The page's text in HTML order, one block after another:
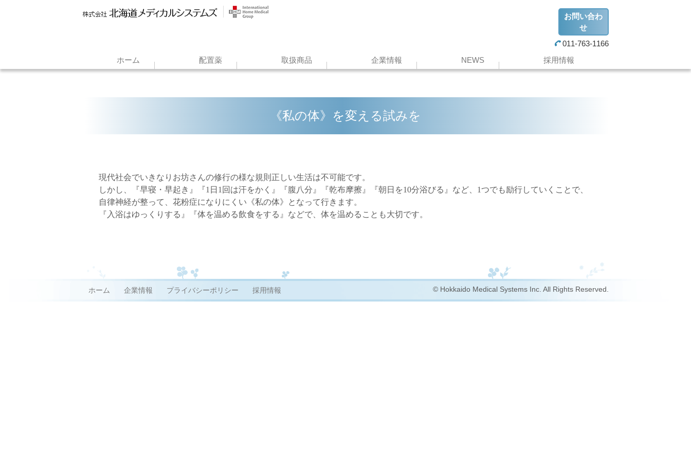
お問い合わ
せ
011-763-1166
ホーム
配置薬 取扱商品 企業情報 NEWS 採用情報
《私の体》を変える試みを
現代社会でいきなりお坊さんの修行の様な規則正しい生活は不可能です。
しかし、『早寝・早起き』『1日1回は汗をかく』『腹八分』『乾布摩擦』『朝日を10分浴びる』など、1つでも励行していくことで、
自律神経が整って、花粉症になりにくい《私の体》となって行きます。
『入浴はゆっくりする』『体を温める飲食をする』などで、体を温めることも大切です。
ホーム 企業情報 プライバシーポリシー 採用情報 © Hokkaido Medical Systems Inc. All Rights Reserved.